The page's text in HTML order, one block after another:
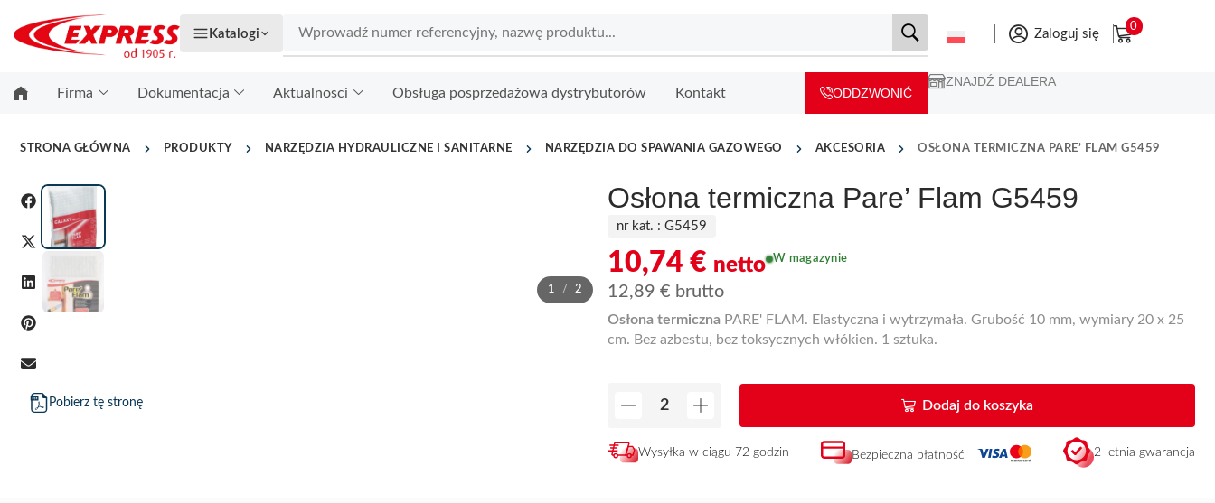
Katalogi Zaloguj się
0
Firma Dokumentacja Aktualnosci Obsługa posprzedażowa dystrybutorów Kontakt ODDZWONIĆ
ZNAJDŹ DEALERA
STRONA GŁÓWNA PRODUKTY NARZĘDZIA HYDRAULICZNE I SANITARNE NARZĘDZIA DO SPAWANIA GAZOWEGO AKCESORIA OSŁONA TERMICZNA PARE’ FLAM G5459
1 / 2
Pobierz tę stronę
Osłona termiczna Pare’ Flam G5459
nr kat. : G5459
10,74 € netto
12,89 € brutto
W magazynie
Osłona termiczna PARE' FLAM. Elastyczna i wytrzymała. Grubość 10 mm, wymiary 20 x 25
cm. Bez azbestu, bez toksycznych włókien. 1 sztuka.
Dodaj do koszyka
Wysyłka w ciągu 72 godzin Bezpieczna płatność 2-letnia gwarancja